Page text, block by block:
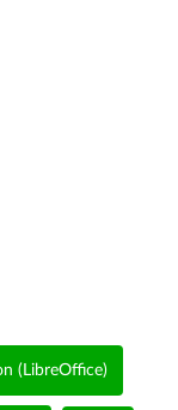
(LibreOffice)